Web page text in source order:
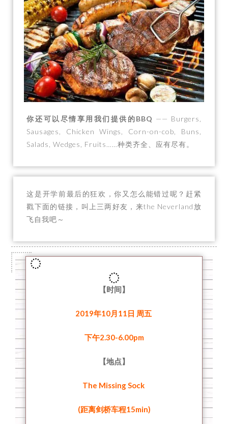
你还可以尽情享用我们提供的BBQ —— Burgers,
Sausages, Chicken Wings, Corn-on-cob, Buns,
Salads, Wedges, Fruits……种类齐全、应有尽有。
这是开学前最后的狂欢，你又怎么能错过呢？赶紧
戳下面的链接，叫上三两好友，来the Neverland放
飞自我吧～
【时间】
2019年10月11日 周五
下午2.30-6.00pm
【地点】
The Missing Sock
(距离剑桥车程15min)